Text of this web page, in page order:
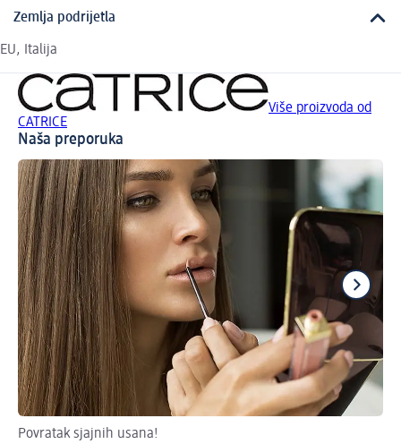
Zemlja podrijetla
EU, Italija
Više proizvoda od
CATRICE
Naša preporuka
Povratak sjajnih usana!